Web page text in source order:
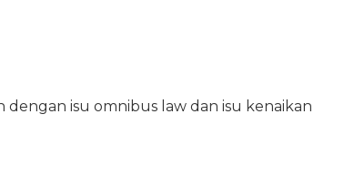
isu omnibus law dan isu kenaikan